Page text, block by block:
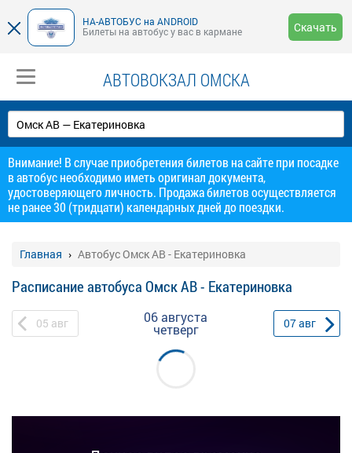
НА-АВТОБУС на ANDROID
Билеты на автобус у вас в кармане
Скачать
АВТОВОКЗАЛ ОМСКА
Внимание! В случае приобретения билетов на сайте при посадке
в автобус необходимо иметь оригинал документа,
удостоверяющего личность. Продажа билетов осуществляется
не ранее 30 (тридцати) календарных дней до поездки.
Главная Автобус Омск АВ - Екатериновка
Расписание автобуса Омск АВ - Екатериновка
05 авг 06 августа
четверг 07авг